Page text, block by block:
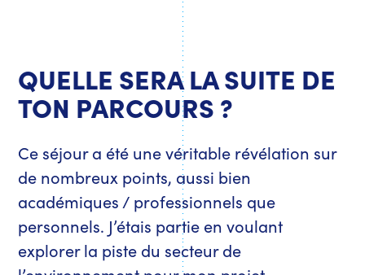
QUELLE SERA LA SUITE DE
TON PARCOURS ?
Ce séjour a été une véritable révélation sur
de nombreux points, aussi bien
académiques / professionnels que
personnels. J’étais partie en voulant
explorer la piste du secteur de